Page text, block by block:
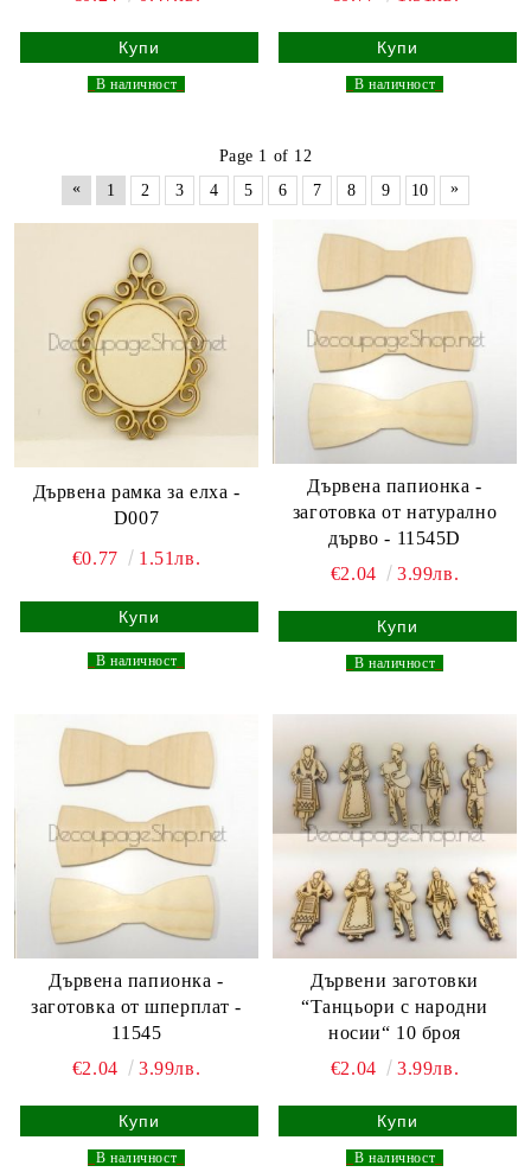
В наличност В наличност
Page 1 of 12
«
1 2 3 4 5 6 7 8 9 10 »
Дървена рамка за елха -
D007
€0.77 1.51лв.
В наличност
Дървена папионка -
заготовка от натурално
дърво - 11545D
€2.04
3.99лв.
В наличност
Дървена папионка -
заготовка от шперплат -
11545
€2.04
3.99лв.
В наличност
Дървени заготовки
“Танцьори с народни
носии“ 10 броя
€2.04
3.99лв.
В наличност